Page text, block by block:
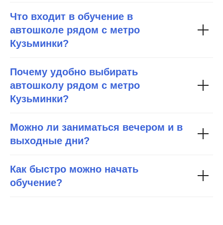
Что входит в обучение в
автошколе рядом с метро
Кузьминки?
Почему удобно выбирать
автошколу рядом с метро
Кузьминки?
Можно ли заниматься вечером и в
выходные дни?
Как быстро можно начать
обучение?